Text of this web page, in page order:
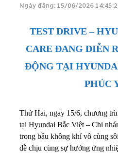
Ngày đăng: 15/06/2026
TEST DRIVE –
CARE ĐANG DIỄN
ĐỘNG TẠI
PHÚC
Thứ Hai, ngày 15/6, chương
tại Hyundai Bắc Việt – Chi
trong bầu không khí vô cùng
dễ chịu cùng sự hưởng ứng